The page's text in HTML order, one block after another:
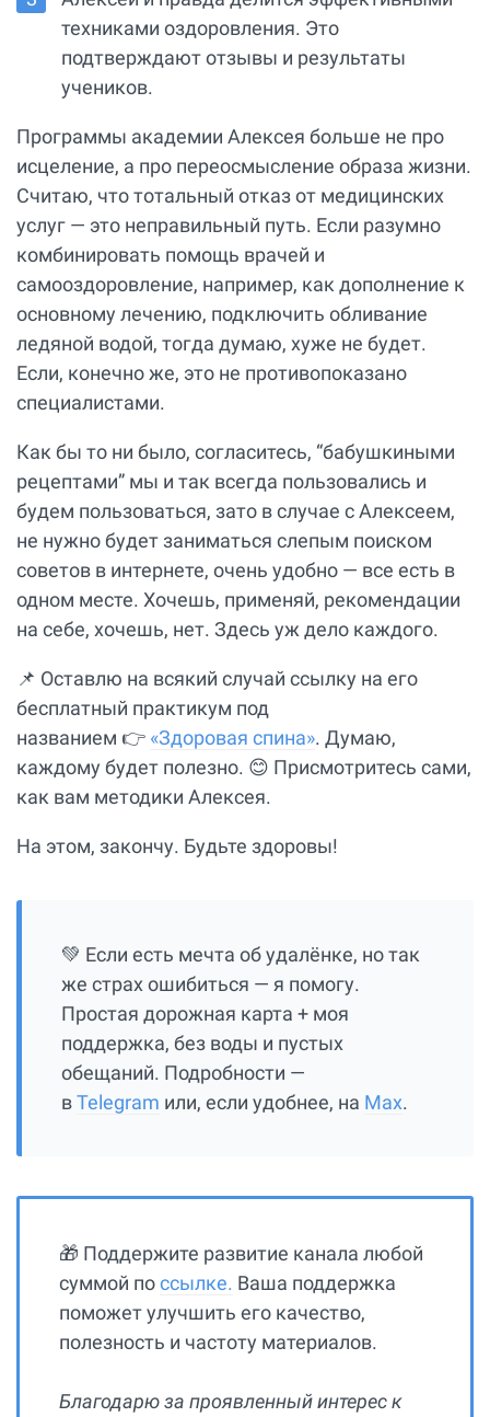
техниками оздоровления. Это
подтверждают отзывы и результаты
учеников.
Программы академии Алексея больше не про
исцеление, а про переосмысление образа жизни.
Считаю, что тотальный отказ от медицинских
услуг — это неправильный путь. Если разумно
комбинировать помощь врачей и
самооздоровление, например, как дополнение к
основному лечению, подключить обливание
ледяной водой, тогда думаю, хуже не будет.
Если, конечно же, это не противопоказано
специалистами.
Как бы то ни было, согласитесь, “бабушкиными
рецептами” мы и так всегда пользовались и
будем пользоваться, зато в случае с Алексеем,
не нужно будет заниматься слепым поиском
советов в интернете, очень удобно — все есть в
одном месте. Хочешь, применяй, рекомендации
на себе, хочешь, нет. Здесь уж дело каждого.
📌 Оставлю на всякий случай ссылку на его
бесплатный практикум под
названием 👉 «Здоровая спина». Думаю,
каждому будет полезно. 😊 Присмотритесь сами,
как вам методики Алексея.
На этом, закончу. Будьте здоровы!
💚 Если есть мечта об удалёнке, но так
же страх ошибиться — я помогу.
Простая дорожная карта + моя
поддержка, без воды и пустых
обещаний. Подробности —
вTelegram или, если удобнее, на Max.
🎁 Поддержите развитие канала любой
суммой поссылке. Ваша поддержка
поможет улучшить его качество,
полезность и частоту материалов.
Благодарю за проявленный интерес к